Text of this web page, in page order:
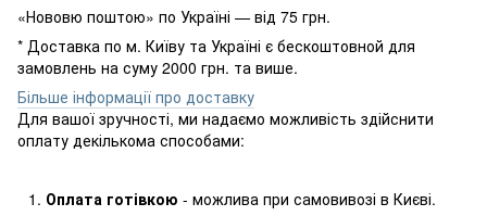
«Нововю поштою» по Україні — від 75 грн.
* Доставка по м. Київу та Україні є бескоштовной для
замовлень на суму 2000 грн. та више.
Більше інформації про доставку
Для вашої зручності, ми надаємо можливість здійснити
оплату декількома способами:
Оплата готівкою - можлива при самовивозі в Києві.